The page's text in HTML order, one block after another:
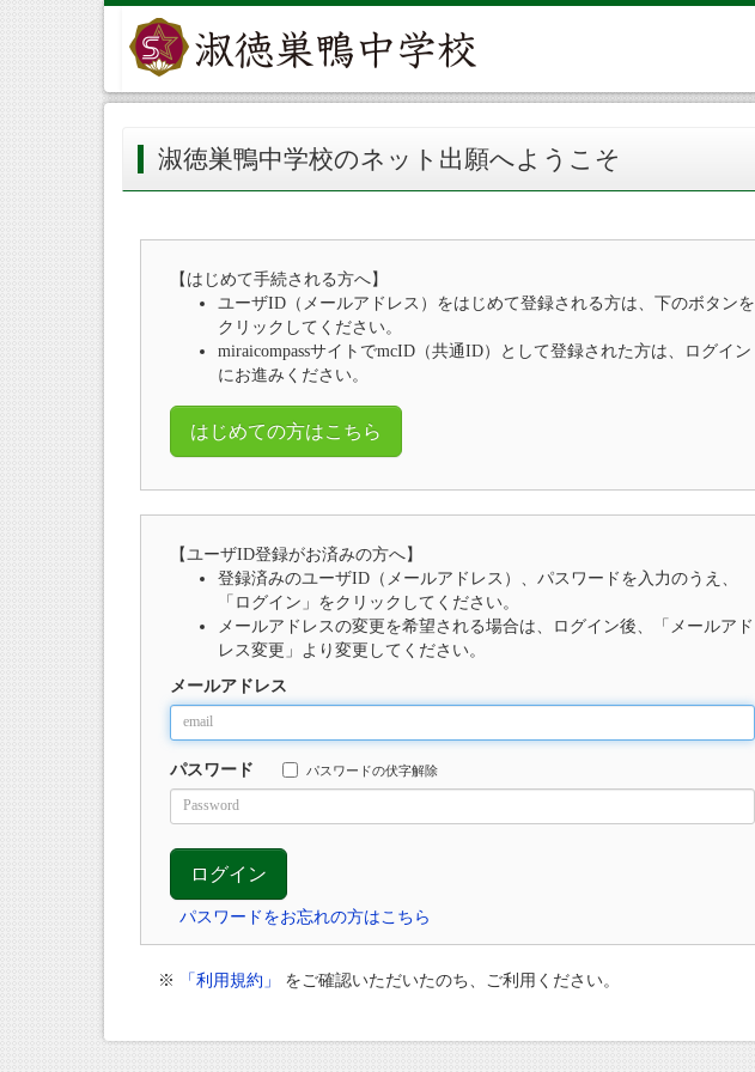
淑徳巣鴨中学校のネット出願へようこそ
【はじめて手続される方へ】
ユーザID（メールアドレス）をはじめて登録される方は、下のボタンを
クリックしてください。
miraicompassサイトでmcID（共通ID）として登録された方は、ログイン
にお進みください。
はじめての方はこちら
【ユーザID登録がお済みの方へ】
登録済みのユーザID（メールアドレス）、パスワードを入力のうえ、
「ログイン」をクリックしてください。
メールアドレスの変更を希望される場合は、ログイン後、「メールアド
レス変更」より変更してください。
メールアドレス
パスワード パスワードの伏字解除
パスワードをお忘れの方はこちら
※ 「利用規約」 をご確認いただいたのち、ご利用ください。